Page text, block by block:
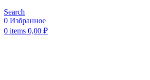
Search
0 Избранное
0 items 0,00 ₽